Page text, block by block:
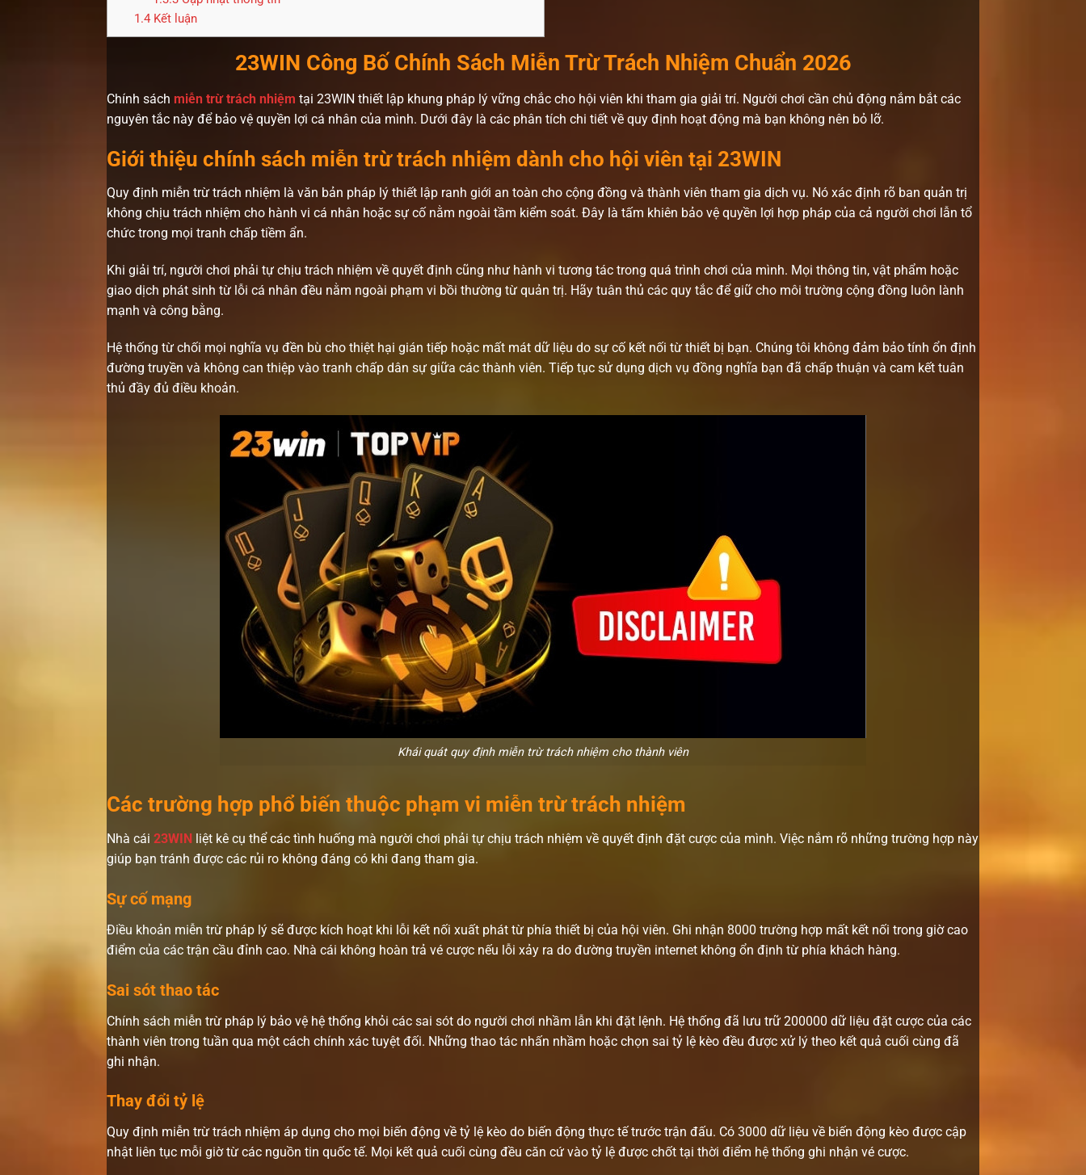
1.4Kết luận
23WIN Công Bố Chính Sách Miễn Trừ Trách Nhiệm Chuẩn 2026
Chính sách miễn trừ trách nhiệm tại 23WIN thiết lập khung pháp lý vững chắc cho hội viên khi tham gia giải trí. Người chơi cần chủ động nắm bắt các
nguyên tắc này để bảo vệ quyền lợi cá nhân của mình. Dưới đây là các phân tích chi tiết về quy định hoạt động mà bạn không nên bỏ lỡ.
Giới thiệu chính sách miễn trừ trách nhiệm dành cho hội viên tại 23WIN
Quy định miễn trừ trách nhiệm là văn bản pháp lý thiết lập ranh giới an toàn cho cộng đồng và thành viên tham gia dịch vụ. Nó xác định rõ ban quản trị
không chịu trách nhiệm cho hành vi cá nhân hoặc sự cố nằm ngoài tầm kiểm soát. Đây là tấm khiên bảo vệ quyền lợi hợp pháp của cả người chơi lẫn tổ
chức trong mọi tranh chấp tiềm ẩn.
Khi giải trí, người chơi phải tự chịu trách nhiệm về quyết định cũng như hành vi tương tác trong quá trình chơi của mình. Mọi thông tin, vật phẩm hoặc
giao dịch phát sinh từ lỗi cá nhân đều nằm ngoài phạm vi bồi thường từ quản trị. Hãy tuân thủ các quy tắc để giữ cho môi trường cộng đồng luôn lành
mạnh và công bằng.
Hệ thống từ chối mọi nghĩa vụ đền bù cho thiệt hại gián tiếp hoặc mất mát dữ liệu do sự cố kết nối từ thiết bị bạn. Chúng tôi không đảm bảo tính ổn định
đường truyền và không can thiệp vào tranh chấp dân sự giữa các thành viên. Tiếp tục sử dụng dịch vụ đồng nghĩa bạn đã chấp thuận và cam kết tuân
thủ đầy đủ điều khoản.
Khái quát quy định miễn trừ trách nhiệm cho thành viên
Các trường hợp phổ biến thuộc phạm vi miễn trừ trách nhiệm
Nhà cái 23WIN liệt kê cụ thể các tình huống mà người chơi phải tự chịu trách nhiệm về quyết định đặt cược của mình. Việc nắm rõ những trường hợp này
giúp bạn tránh được các rủi ro không đáng có khi đang tham gia.
Sự cố mạng
Điều khoản miễn trừ pháp lý sẽ được kích hoạt khi lỗi kết nối xuất phát từ phía thiết bị của hội viên. Ghi nhận 8000 trường hợp mất kết nối trong giờ cao
điểm của các trận cầu đỉnh cao. Nhà cái không hoàn trả vé cược nếu lỗi xảy ra do đường truyền internet không ổn định từ phía khách hàng.
Sai sót thao tác
Chính sách miễn trừ pháp lý bảo vệ hệ thống khỏi các sai sót do người chơi nhầm lẫn khi đặt lệnh. Hệ thống đã lưu trữ 200000 dữ liệu đặt cược của các
thành viên trong tuần qua một cách chính xác tuyệt đối. Những thao tác nhấn nhầm hoặc chọn sai tỷ lệ kèo đều được xử lý theo kết quả cuối cùng đã
ghi nhận.
Thay đổi tỷ lệ
Quy định miễn trừ trách nhiệm áp dụng cho mọi biến động về tỷ lệ kèo do biến động thực tế trước trận đấu. Có 3000 dữ liệu về biến động kèo được cập
nhật liên tục mỗi giờ từ các nguồn tin quốc tế. Mọi kết quả cuối cùng đều căn cứ vào tỷ lệ được chốt tại thời điểm hệ thống ghi nhận vé cược.